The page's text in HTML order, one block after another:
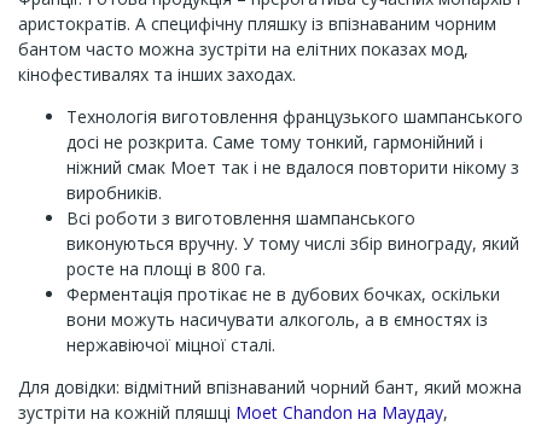
аристократів. А специфічну пляшку із впізнаваним чорним
бантом часто можна зустріти на елітних показах мод,
кінофестивалях та інших заходах.
Технологія виготовлення французького шампанського
досі не розкрита. Саме тому тонкий, гармонійний і
ніжний смак Моет так і не вдалося повторити нікому з
виробників.
Всі роботи з виготовлення шампанського
виконуються вручну. У тому числі збір винограду, який
росте на площі в 800 га.
Ферментація протікає не в дубових бочках, оскільки
вони можуть насичувати алкоголь, а в ємностях із
нержавіючої міцної сталі.
Для довідки: відмітний впізнаваний чорний бант, який можна
зустріти на кожній пляшці Moet Chandon на Маудау,